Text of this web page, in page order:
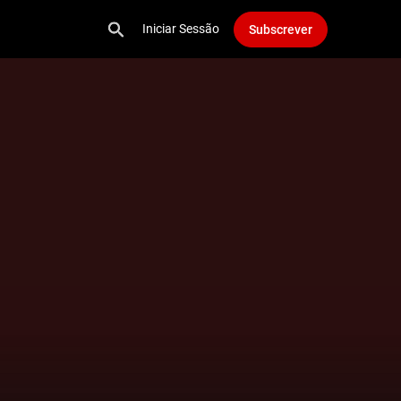
Iniciar Sessão Subscrever